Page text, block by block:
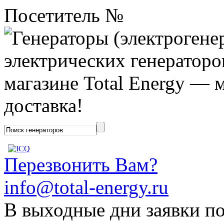
Посетитель №
Перезвонить Вам?
info@total-energy.ru
В выходные дни заявки